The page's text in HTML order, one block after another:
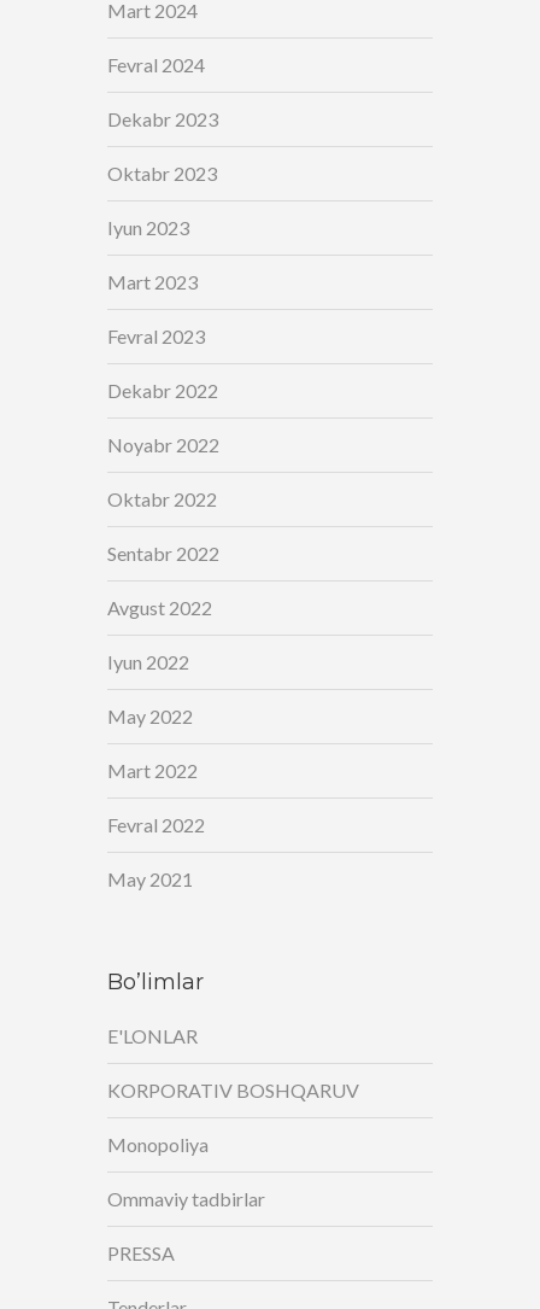
Mart 2024
Fevral 2024
Dekabr 2023
Oktabr 2023
Iyun 2023
Mart 2023
Fevral 2023
Dekabr 2022
Noyabr 2022
Oktabr 2022
Sentabr 2022
Avgust 2022
Iyun 2022
May 2022
Mart 2022
Fevral 2022
May 2021
Bo’limlar
E'LONLAR
KORPORATIV BOSHQARUV
Monopoliya
Ommaviy tadbirlar
PRESSA